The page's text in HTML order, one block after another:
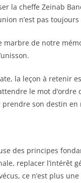
la cheffe Zeinab
n’est pas
marbre de notre
la leçon à retenir
le mot d’ordre
son destin
des principes
replacer l’intérêt
ce n’est plus